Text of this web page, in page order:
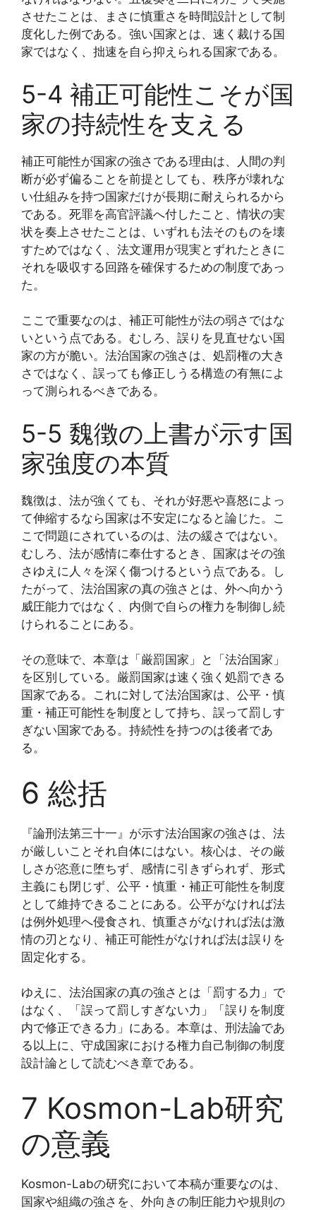
させたことは、まさに慎重さを時間設計として制
度化した例である。強い国家とは、速く裁ける国
家ではなく、拙速を自ら抑えられる国家である。
5-4 補正可能性こそが国
家の持続性を支える
補正可能性が国家の強さである理由は、人間の判
断が必ず偏ることを前提としても、秩序が壊れな
い仕組みを持つ国家だけが長期に耐えられるから
である。死罪を高官評議へ付したこと、情状の実
状を奏上させたことは、いずれも法そのものを壊
すためではなく、法文運用が現実とずれたときに
それを吸収する回路を確保するための制度であっ
た。
ここで重要なのは、補正可能性が法の弱さではな
いという点である。むしろ、誤りを見直せない国
家の方が脆い。法治国家の強さは、処罰権の大き
さではなく、誤っても修正しうる構造の有無によ
って測られるべきである。
5-5 魏徴の上書が示す国
家強度の本質
魏徴は、法が強くても、それが好悪や喜怒によっ
て伸縮するなら国家は不安定になると論じた。こ
こで問題にされているのは、法の緩さではない。
むしろ、法が感情に奉仕するとき、国家はその強
さゆえに人々を深く傷つけるという点である。し
たがって、法治国家の真の強さとは、外へ向かう
威圧能力ではなく、内側で自らの権力を制御し続
けられることにある。
その意味で、本章は「厳罰国家」と「法治国家」
を区別している。厳罰国家は速く強く処罰できる
国家である。これに対して法治国家は、公平・慎
重・補正可能性を制度として持ち、誤って罰しす
ぎない国家である。持続性を持つのは後者であ
る。
6 総括
『論刑法第三十一』が示す法治国家の強さは、法
が厳しいことそれ自体にはない。核心は、その厳
しさが恣意に堕ちず、感情に引きずられず、形式
主義にも閉じず、公平・慎重・補正可能性を制度
として維持できることにある。公平がなければ法
は例外処理へ侵食され、慎重さがなければ法は激
情の刃となり、補正可能性がなければ法は誤りを
固定化する。
ゆえに、法治国家の真の強さとは「罰する力」で
はなく、「誤って罰しすぎない力」「誤りを制度
内で修正できる力」にある。本章は、刑法論であ
る以上に、守成国家における権力自己制御の制度
設計論として読むべき章である。
7 Kosmon-Lab研究
の意義
Kosmon-Labの研究において本稿が重要なのは、
国家や組織の強さを、外向きの制圧能力や規則の